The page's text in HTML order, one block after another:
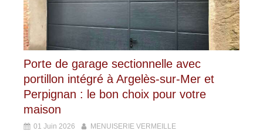
Porte de garage sectionnelle avec
portillon intégré à Argelès-sur-Mer et
Perpignan : le bon choix pour votre
maison
01 Juin 2026 MENUISERIE VERMEILLE